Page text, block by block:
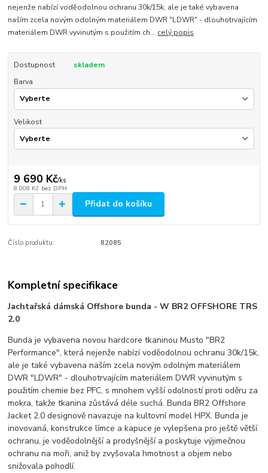
nejenže nabízí voděodolnou ochranu 30k/15k, ale je také vybavena
naším zcela novým odolným materiálem DWR "LDWR" - dlouhotrvajícím
materiálem DWR vyvinutým s použitím ch... celý popis
Dostupnost
skladem
Barva
Velikost
9 690 Kč/ks
8 008 Kč bez DPH
Přidat do košíku
Číslo produktu: 82085
Kompletní specifikace
Jachtařská dámská Offshore bunda - W BR2 OFFSHORE TRS
2.0
Bunda je vybavena novou hardcore tkaninou Musto "BR2
Performance", která nejenže nabízí voděodolnou ochranu 30k/15k,
ale je také vybavena naším zcela novým odolným materiálem
DWR "LDWR" - dlouhotrvajícím materiálem DWR vyvinutým s
použitím chemie bez PFC, s mnohem vyšší odolností proti oděru za
mokra, takže tkanina zůstává déle suchá. Bunda BR2 Offshore
Jacket 2.0 designově navazuje na kultovní model HPX. Bunda je
inovovaná, konstrukce límce a kapuce je vylepšena pro ještě větší
ochranu, je voděodolnější a prodyšnější a poskytuje výjimečnou
ochranu na moři, aniž by zvyšovala hmotnost a objem nebo
snižovala pohodlí.